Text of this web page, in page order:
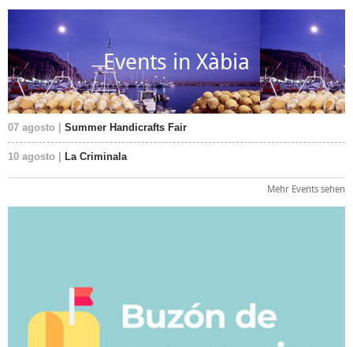
Events in Xàbia
07 agosto | Summer Handicrafts Fair
10 agosto | La Criminala
Mehr Events sehen